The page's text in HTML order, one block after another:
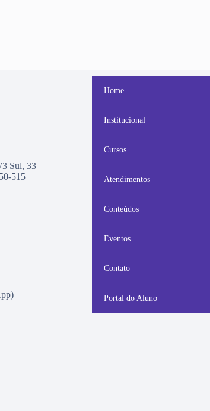
Sul, 33
515
Home
Institucional
Cursos
Atendimentos
Conteúdos
Eventos
Contato
Portal do Aluno